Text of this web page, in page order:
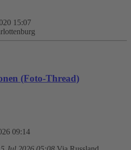
15:07
(Foto-Thread)
09:14